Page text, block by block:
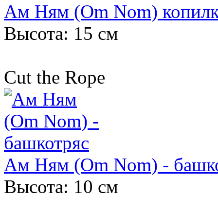
Ам Ням (Om Nom)
Высота: 15 см
Cut the Rope
Ам Ням (Om Nom) -
Высота: 10 см